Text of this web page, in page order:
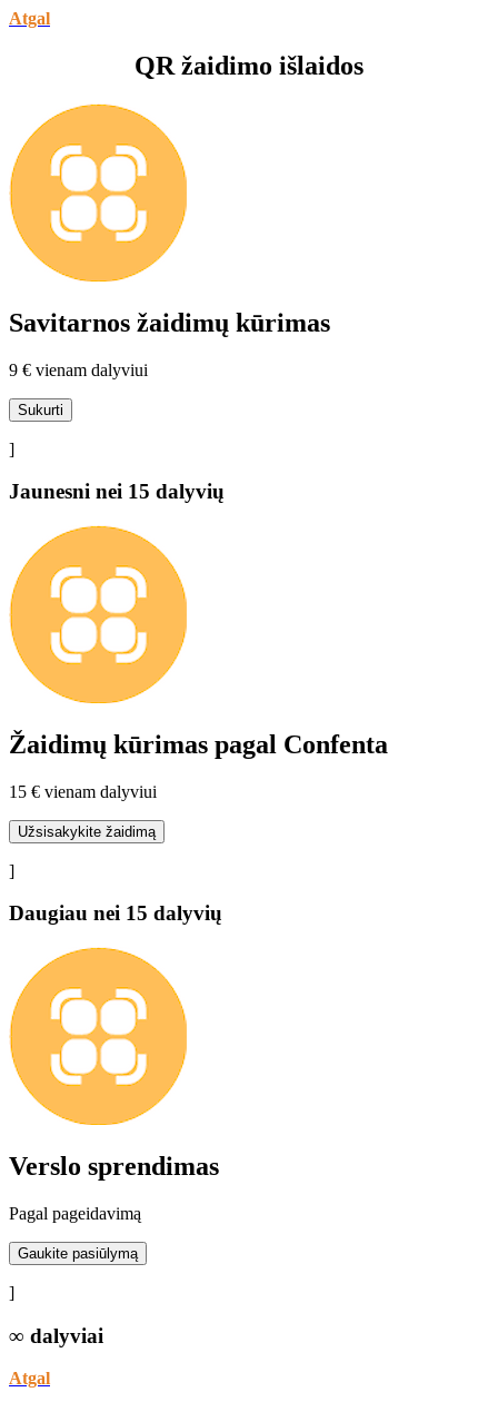
Atgal
QR žaidimo išlaidos
Savitarnos žaidimų kūrimas
9 € vienam dalyviui
Sukurti
]
Jaunesni nei 15 dalyvių
Žaidimų kūrimas pagal Confenta
15 € vienam dalyviui
Užsisakykite žaidimą
]
Daugiau nei 15 dalyvių
Verslo sprendimas
Pagal pageidavimą
Gaukite pasiūlymą
]
∞ dalyviai
Atgal